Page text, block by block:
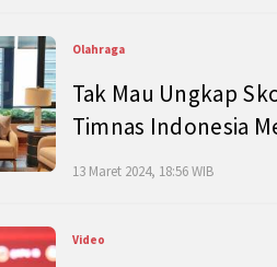
Olahraga
Tak Mau Ungkap
Timnas Indonesia
13 Maret 2024, 18:56 WIB
Video